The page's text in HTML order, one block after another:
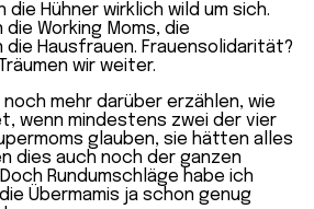
die Hühner wirklich wild um sich.
Working Moms, die
die Hausfrauen. Frauensolidarität?
Träumen wir weiter.
mehr darüber erzählen, wie
wenn mindestens zwei der vier
glauben, sie hätten alles
dies auch noch der ganzen
Rundumschläge habe ich
Übermamis ja schon genug